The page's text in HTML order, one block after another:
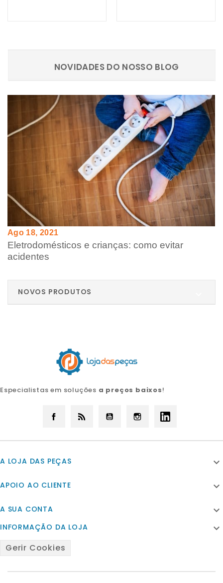
Ago 18, 2021
Eletrodomésticos e crianças: como evitar
acidentes
NOVIDADES DO NOSSO BLOG
NOVOS PRODUTOS
Especialistas em soluções a preços baixos!
Facebook YouTube Instagram
A LOJA DAS PEÇAS 
APOIO AO CLIENTE 
A SUA CONTA 
INFORMAÇÃO DA LOJA 
Gerir Cookies